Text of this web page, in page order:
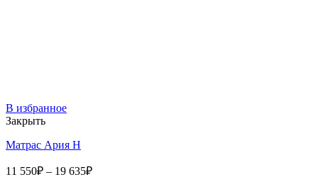
В избранное
Закрыть
Матрас Ария Н
11 550₽ – 19 635₽